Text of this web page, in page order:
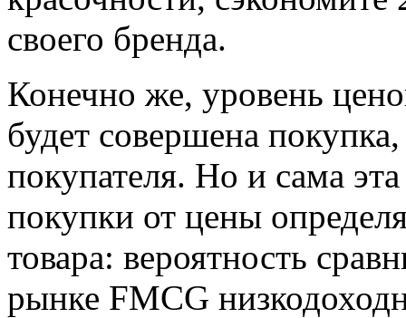
своего бренда.
Конечно же, уровень
будет совершена
покупателя. Но и сама
покупки от цены
товара: вероятность
рынке FMCG